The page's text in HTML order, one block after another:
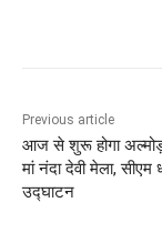
Previous article
आज से शुरू होगा
मां नंदा देवी मेला, सीएम
उद्घाटन